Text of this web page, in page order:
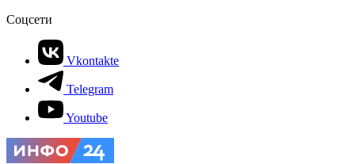
Соцсети
Vkontakte
Telegram
Youtube